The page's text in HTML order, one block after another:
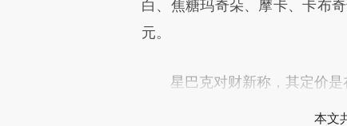
白、焦糖玛奇朵、摩卡、卡布
元。
星巴克对财新称，其定价是
本文